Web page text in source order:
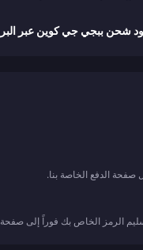
ببجي جي كوين عبر
صفحة الدفع الخاصة بنا.
الخاص بك فوراً إلى صفحة طلبك وعبر بريدك